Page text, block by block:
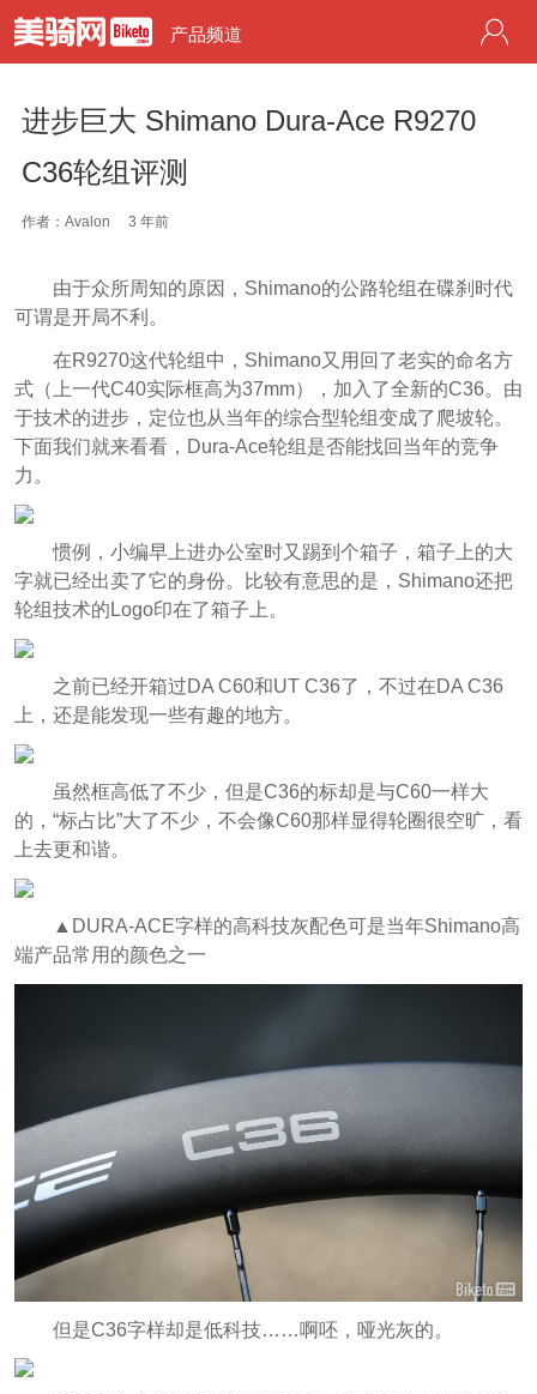
产品频道
进步巨大 Shimano Dura-Ace R9270
C36轮组评测
作者：Avalon 3 年前
由于众所周知的原因，Shimano的公路轮组在碟刹时代
可谓是开局不利。
在R9270这代轮组中，Shimano又用回了老实的命名方
式（上一代C40实际框高为37mm），加入了全新的C36。由
于技术的进步，定位也从当年的综合型轮组变成了爬坡轮。
下面我们就来看看，Dura-Ace轮组是否能找回当年的竞争
力。
惯例，小编早上进办公室时又踢到个箱子，箱子上的大
字就已经出卖了它的身份。比较有意思的是，Shimano还把
轮组技术的Logo印在了箱子上。
之前已经开箱过DA C60和UT C36了，不过在DA C36
上，还是能发现一些有趣的地方。
虽然框高低了不少，但是C36的标却是与C60一样大
的，“标占比”大了不少，不会像C60那样显得轮圈很空旷，看
上去更和谐。
▲DURA-ACE字样的高科技灰配色可是当年Shimano高
端产品常用的颜色之一
但是C36字样却是低科技……啊呸，哑光灰的。